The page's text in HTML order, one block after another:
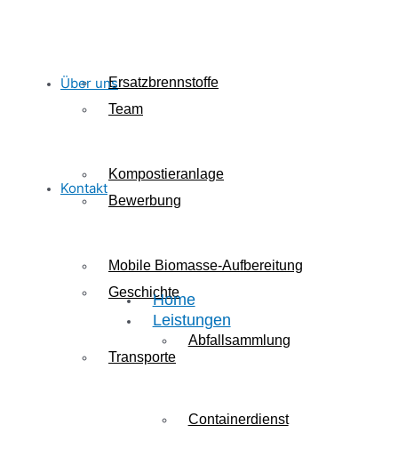
Ersatzbrennstoffe
Kompostieranlage
Mobile Biomasse-Aufbereitung
Transporte
Über uns
Team
Bewerbung
Geschichte
Kontakt
Home
Leistungen
Abfallsammlung
Containerdienst